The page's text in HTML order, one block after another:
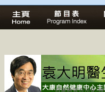
自家教育合法化-